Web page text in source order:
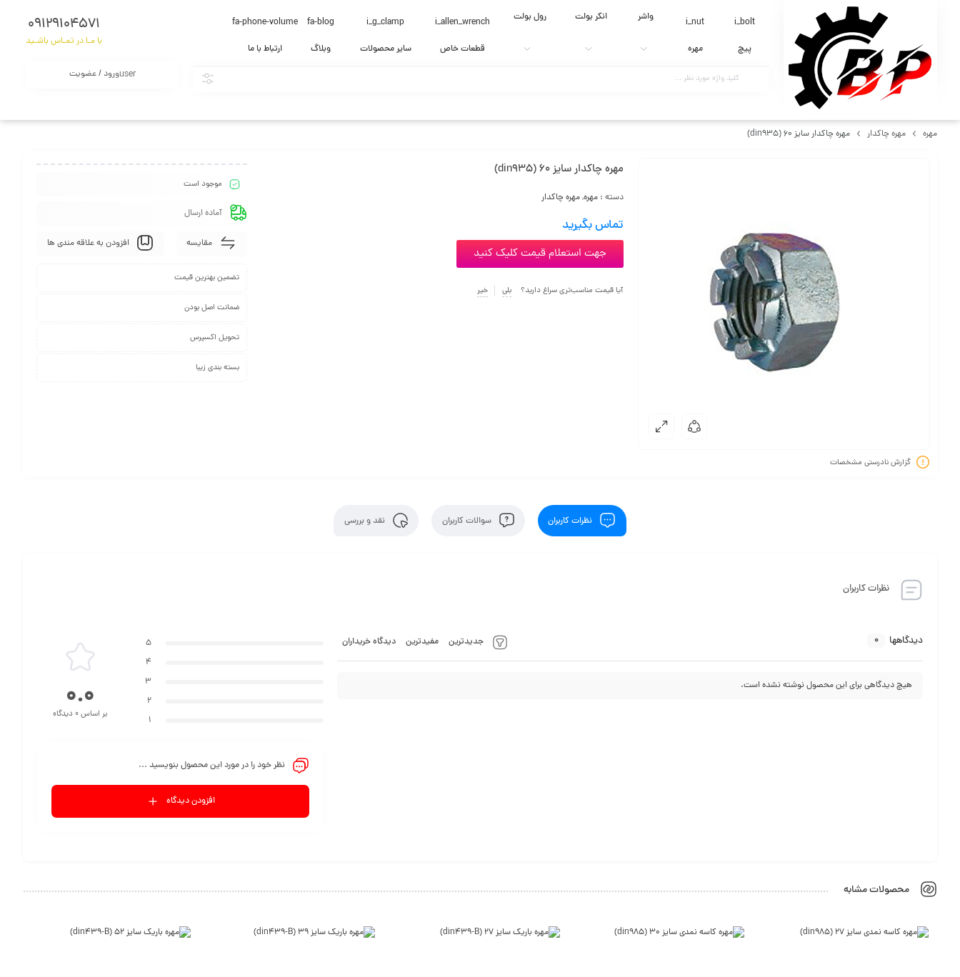
i_bolt
پیچ
i_nut
مهره
واشر انکر بولت رول بولت i_allen_wrench
قطعات خاص
i_g_clamp
سایر محصولات
fa-blog
وبلاگ
fa-phone-volume
ارتباط با ما
09129104571
با مـا در تمـاس باشـید
userورود / عضویت
مهره مهره چاکدار مهره چاکدار سایز 60 (din935)
گزارش نادرستی مشخصات
مهره چاکدار سایز 60 (din935)
دسته :مهره,مهره چاکدار
تماس بگیرید
جهت استعلام قیمت کلیک کنید
آیا قیمت مناسب‌تری سراغ دارید؟ بلی خیر
موجود است
آماده ارسال
مقایسه افزودن به علاقه مندی ها
تضمین بهترین قیمت
ضمانت اصل بودن
تحویل اکسپرس
بسته بندی زیبا
نظرات کاربران سوالات کاربران نقد و بررسی
نظرات کاربران
دیدگاهها 0 جدیدترین مفیدترین دیدگاه خریداران
هیچ دیدگاهی برای این محصول نوشته نشده است.
5
4
3
2
1
0.0
بر اساس 0 دیدگاه
نظر خود را در مورد این محصول بنویسید ...
افزودن دیدگاه
محصولات مشابه